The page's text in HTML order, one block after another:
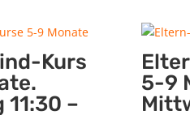
Kurs
11:30 –
5-9